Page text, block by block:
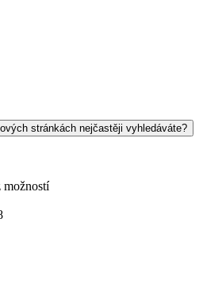
stránkách nejčastěji vyhledáváte?
možností